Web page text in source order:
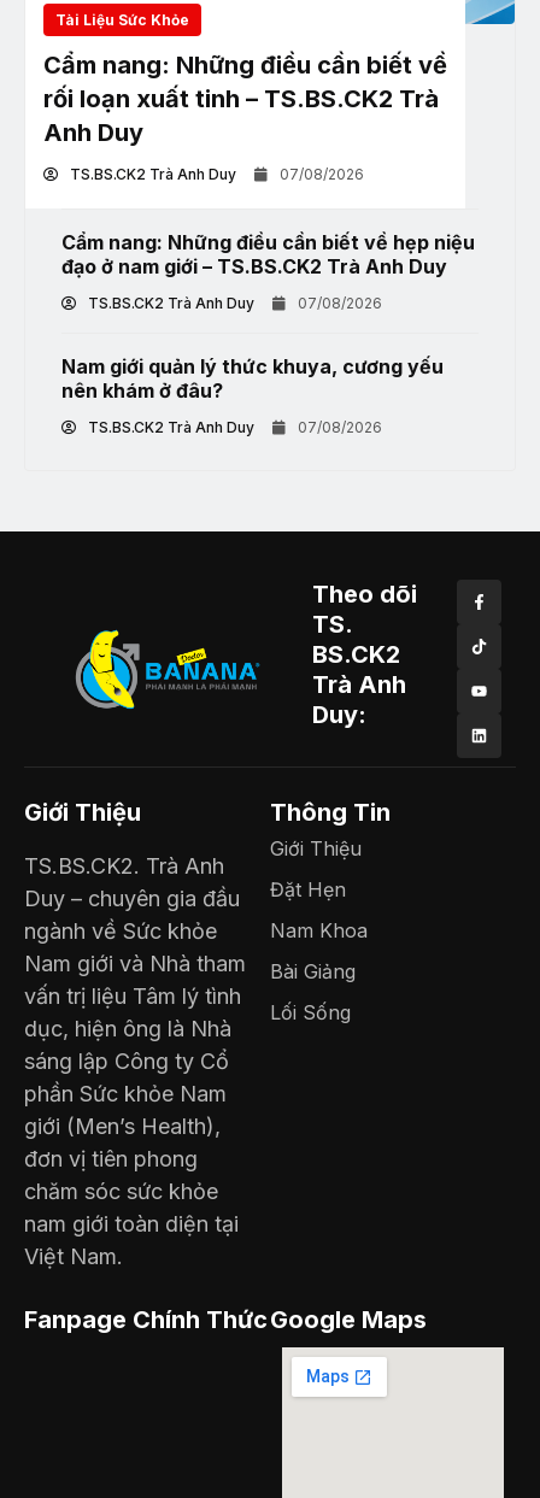
Tài Liệu Sức Khỏe
Cẩm nang: Những điều cần biết về
rối loạn xuất tinh – TS.BS.CK2 Trà
Anh Duy
TS.BS.CK2 Trà Anh Duy 07/08/2026
Cẩm nang: Những điều cần biết về hẹp niệu
đạo ở nam giới – TS.BS.CK2 Trà Anh Duy
TS.BS.CK2 Trà Anh Duy 07/08/2026
Nam giới quản lý thức khuya, cương yếu
nên khám ở đâu?
TS.BS.CK2 Trà Anh Duy 07/08/2026
Theo dõi
TS.
BS.CK2
Trà Anh
Duy:
Giới Thiệu
TS.BS.CK2. Trà Anh
Duy – chuyên gia đầu
ngành về Sức khỏe
Nam giới và Nhà tham
vấn trị liệu Tâm lý tình
dục, hiện ông là Nhà
sáng lập Công ty Cổ
phần Sức khỏe Nam
giới (Men’s Health),
đơn vị tiên phong
chăm sóc sức khỏe
nam giới toàn diện tại
Việt Nam.
Thông Tin
Giới Thiệu
Đặt Hẹn
Nam Khoa
Bài Giảng
Lối Sống
Fanpage Chính ThứcGoogle Maps